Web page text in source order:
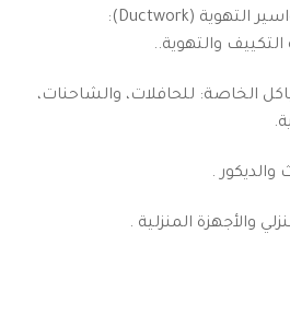
– تصنيع مواسير التهوية (Ductwork):
والتهوية..
للحافلات، والشاحنات،
.
المنزلية .